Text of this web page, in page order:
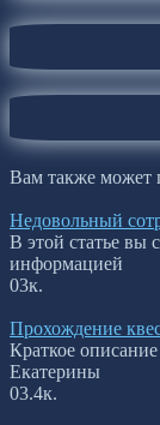
Вам также может
Недовольный
В этой статье вы
информацией
03к.
Прохождение
Краткое
Екатерины
03.4к.